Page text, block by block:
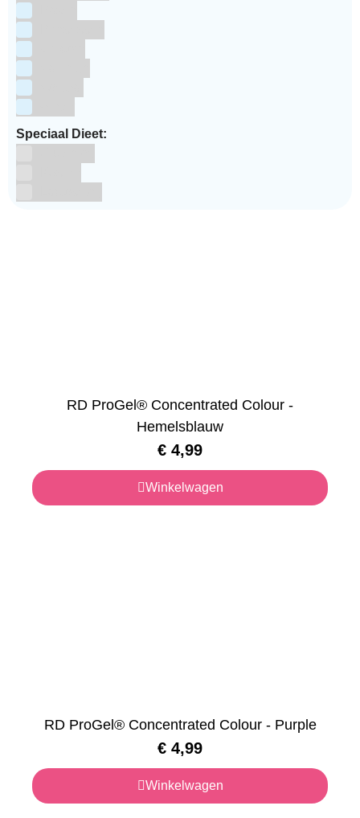
Speciaal Dieet:
RD ProGel® Concentrated Colour -
Hemelsblauw
€ 4,99
Winkelwagen
RD ProGel® Concentrated Colour - Purple
€ 4,99
Winkelwagen